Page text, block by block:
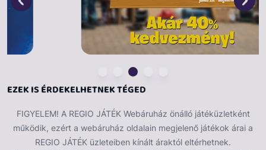
EZEK IS ÉRDEKELHETNEK TÉGED
FIGYELEM! A REGIO JÁTÉK Webáruház önálló játéküzletként
működik, ezért a webáruház oldalain megjelenő játékok árai a
REGIO JÁTÉK üzleteiben kínált áraktól eltérhetnek.